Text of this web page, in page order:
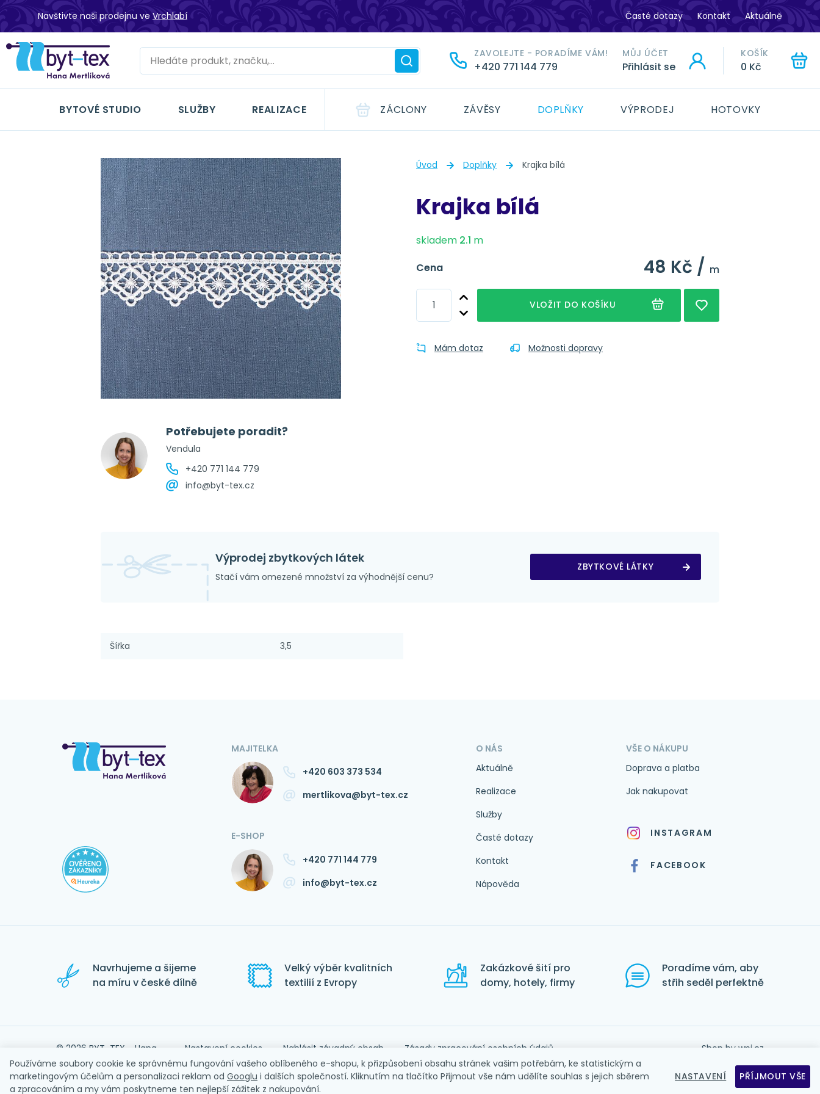
Navštivte naši prodejnu ve Vrchlabí Časté dotazy Kontakt Aktuálně
ZAVOLEJTE - PORADÍME VÁM!
+420 771 144 779
MŮJ ÚČET
Přihlásit se
KOŠÍK
0 Kč
BYTOVÉ STUDIO SLUŽBY REALIZACE ZÁCLONY ZÁVĚSY DOPLŇKY VÝPRODEJ HOTOVKY
HLEDAT
Úvod Doplňky Krajka bílá
Krajka bílá
Potřebujete poradit?
Vendula
+420 771 144 779
info@byt-tex.cz
skladem 2.1 m
Cena
48 Kč / m
VLOŽIT DO KOŠÍKU
Mám dotaz Možnosti dopravy
Výprodej zbytkových látek
Stačí vám omezené množství za výhodnější cenu?
ZBYTKOVÉ LÁTKY
Šířka 3,5
MAJITELKA
+420 603 373 534
mertlikova@byt-tex.cz
E-SHOP
+420 771 144 779
info@byt-tex.cz
O NÁS
Aktuálně
Realizace
Služby
Časté dotazy
Kontakt
Nápověda
VŠE O NÁKUPU
Doprava a platba
Jak nakupovat
INSTAGRAM
FACEBOOK
Navrhujeme a šijeme
na míru v české dílně
Velký výběr kvalitních
textilií z Evropy
Zakázkové šití pro
domy, hotely, firmy
Poradíme vám, aby
střih seděl perfektně
© 2026 BYT-TEX - Hana
Mertlíková
Nastavení cookies Nahlásit závadný obsah
Zásady zpracování osobních údajů
Souhlas se zpracováním osobních údajů
Obchodní podmínky
Shop by wpj.cz
Používáme soubory cookie ke správnému fungování vašeho oblíbeného e-shopu, k přizpůsobení obsahu stránek vašim potřebám, ke statistickým a
marketingovým účelům a personalizaci reklam od Googlu i dalších společností. Kliknutím na tlačítko Přijmout vše nám udělíte souhlas s jejich sběrem
a zpracováním a my vám poskytneme ten nejlepší zážitek z nakupování.
NASTAVENÍ PŘÍJMOUT VŠE